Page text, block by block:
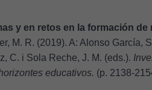
y en retos en la formación de
M. R. (2019). A: Alonso García,
C. i Sola Reche, J. M. (eds.).
educativos. (p. 2138-